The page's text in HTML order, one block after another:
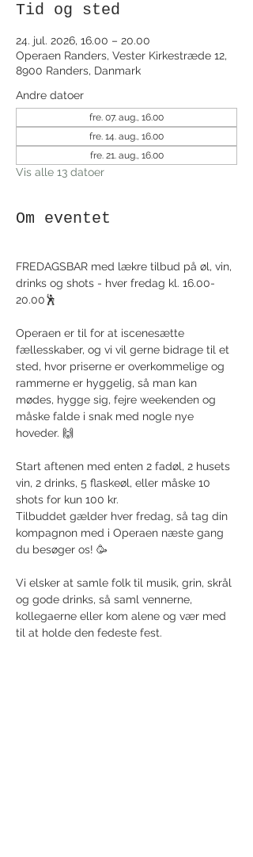
Tid og sted
24. jul. 2026, 16.00 – 20.00
Operaen Randers, Vester Kirkestræde 12,
8900 Randers, Danmark
Andre datoer
fre. 07. aug., 16.00
fre. 14. aug., 16.00
fre. 21. aug., 16.00
Vis alle 13 datoer
Om eventet
FREDAGSBAR med lækre tilbud på øl, vin,
drinks og shots - hver fredag kl. 16.00-
20.00🕺
Operaen er til for at iscenesætte
fællesskaber, og vi vil gerne bidrage til et
sted, hvor priserne er overkommelige og
rammerne er hyggelig, så man kan
mødes, hygge sig, fejre weekenden og
måske falde i snak med nogle nye
hoveder. 🙌
Start aftenen med enten 2 fadøl, 2 husets
vin, 2 drinks, 5 flaskeøl, eller måske 10
shots for kun 100 kr.
Tilbuddet gælder hver fredag, så tag din
kompagnon med i Operaen næste gang
du besøger os! 🥳
Vi elsker at samle folk til musik, grin, skrål
og gode drinks, så saml vennerne,
kollegaerne eller kom alene og vær med
til at holde den fedeste fest.